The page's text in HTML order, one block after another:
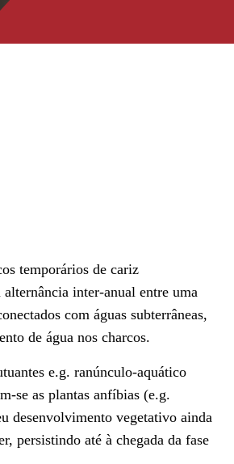
temporários de cariz
alternância inter-anual entre uma
com águas subterrâneas,
de água nos charcos.
e.g. ranúnculo-aquático
se as plantas anfíbias (e.g.
desenvolvimento vegetativo ainda
persistindo até à chegada da fase